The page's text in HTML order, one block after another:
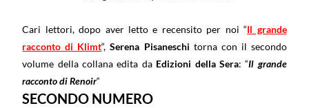
Cari lettori, dopo aver letto e recensito per noi “Il grande
racconto di Klimt“,Serena Pisaneschi torna con il secondo
volume della collana edita da Edizioni della Sera: “Il grande
racconto di Renoir“
SECONDO NUMERO